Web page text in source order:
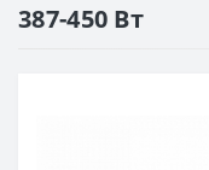
387-450 Вт